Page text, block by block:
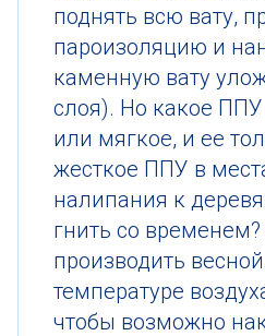
поднять всю вату,
пароизоляцию и
каменную вату
слоя). Но какое
или мягкое, и ее
жесткое ППУ в
налипания к
гнить со
производить
температуре
чтобы возможно